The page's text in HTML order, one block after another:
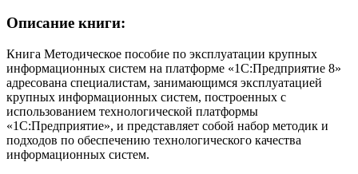
Описание книги:
Книга Методическое пособие по эксплуатации крупных
информационных систем на платформе «1С:Предприятие 8»
адресована специалистам, занимающимся эксплуатацией
крупных информационных систем, построенных с
использованием технологической платформы
«1С:Предприятие», и представляет собой набор методик и
подходов по обеспечению технологического качества
информационных систем.